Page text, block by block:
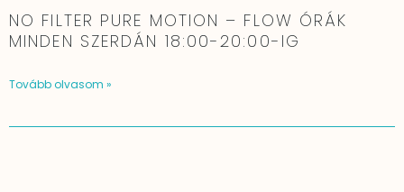
NO FILTER PURE MOTION – FLOW ÓRÁK
MINDEN SZERDÁN 18:00-20:00-IG
Tovább olvasom »